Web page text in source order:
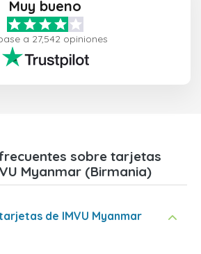
Muy bueno
a 27,542 opiniones
sobre tarjetas
Myanmar (Birmania)
de IMVU Myanmar